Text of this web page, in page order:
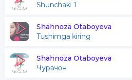
Nurli pokliging qo'yay
Mehnating o'ylarngdur
Qaldirg'och qanot emas
Payvasta qoshlaringdur
Shunchaki 1
Shahnoza Otaboyeva
Tushimga kiring
Shahnoza Otaboyeva
Чурачон